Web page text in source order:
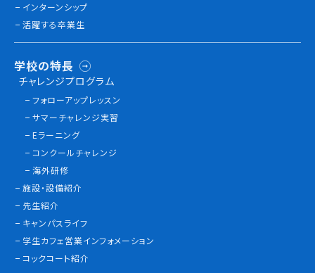
インターンシップ
活躍する卒業生
学校の特長
チャレンジプログラム
フォローアップレッスン
サマーチャレンジ実習
Eラーニング
コンクールチャレンジ
海外研修
施設・設備紹介
先生紹介
キャンパスライフ
学生カフェ営業インフォメーション
コックコート紹介